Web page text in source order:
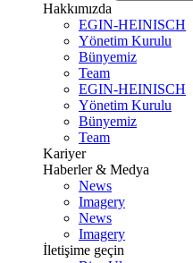
Hakkımızda
EGIN-HEINISCH
Yönetim Kurulu
Bünyemiz
Team
EGIN-HEINISCH
Yönetim Kurulu
Bünyemiz
Team
Kariyer
Haberler & Medya
News
Imagery
News
Imagery
İletişime geçin